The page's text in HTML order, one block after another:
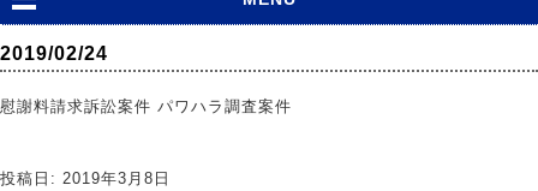
2019/02/24
慰謝料請求訴訟案件 パワハラ調査案件
投稿日: 2019年3月8日